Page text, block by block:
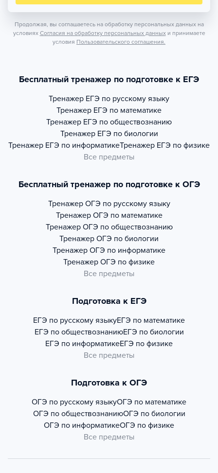
Продолжая, вы соглашаетесь на обработку персональных данных на
условиях Согласия на обработку персональных данных и принимаете
условия Пользовательского соглашения.
Бесплатный тренажер по подготовке к ЕГЭ
Тренажер ЕГЭ по русскому языку
Тренажер ЕГЭ по математике
Тренажер ЕГЭ по обществознанию
Тренажер ЕГЭ по биологии
Тренажер ЕГЭ по информатикеТренажер ЕГЭ по физике
Все предметы
Бесплатный тренажер по подготовке к ОГЭ
Тренажер ОГЭ по русскому языку
Тренажер ОГЭ по математике
Тренажер ОГЭ по обществознанию
Тренажер ОГЭ по биологии
Тренажер ОГЭ по информатике
Тренажер ОГЭ по физике
Все предметы
Подготовка к ЕГЭ
ЕГЭ по русскому языкуЕГЭ по математике
ЕГЭ по обществознаниюЕГЭ по биологии
ЕГЭ по информатикеЕГЭ по физике
Все предметы
Подготовка к ОГЭ
ОГЭ по русскому языкуОГЭ по математике
ОГЭ по обществознаниюОГЭ по биологии
ОГЭ по информатикеОГЭ по физике
Все предметы